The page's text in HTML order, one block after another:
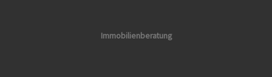
Immobilienberatung